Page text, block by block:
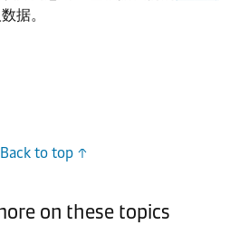
据。
Back to top
on these topics